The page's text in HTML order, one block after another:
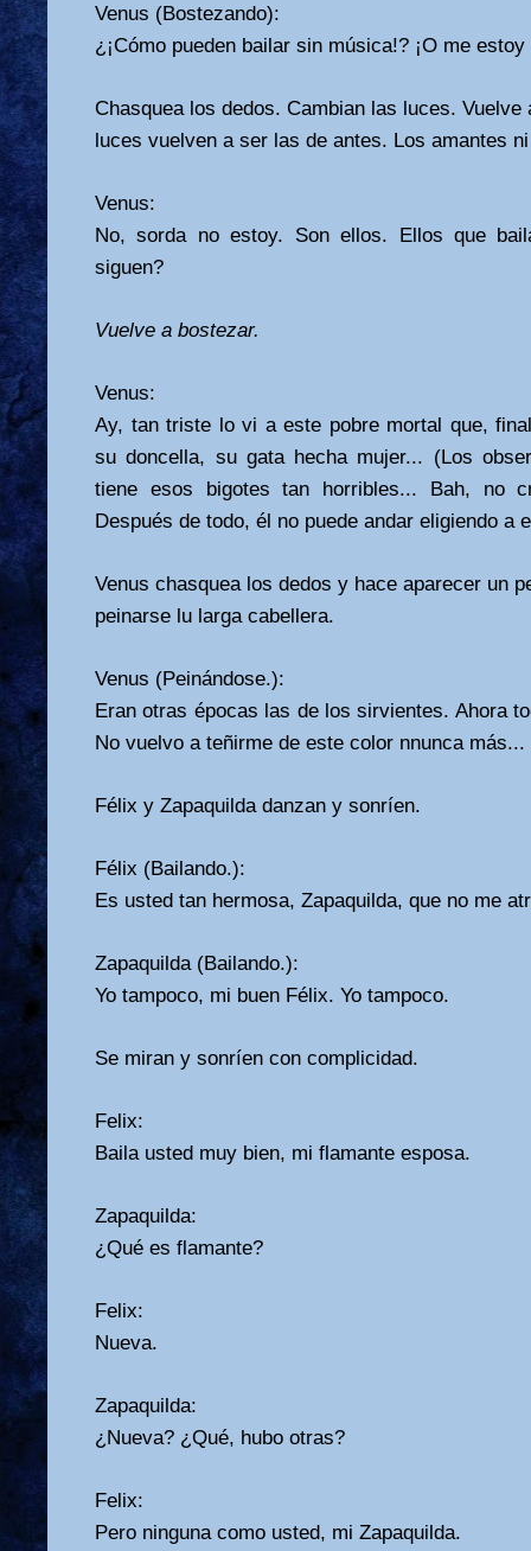
Venus (Bostezando):
¿¡Cómo pueden bailar sin música!? ¡O me
Chasquea los dedos. Cambian las luces.
luces vuelven a ser las de antes. Los amantes
Venus:
No, sorda no estoy. Son ellos. Ellos que
siguen?
Vuelve a bostezar.
Venus:
Ay, tan triste lo vi a este pobre mortal que,
su doncella, su gata hecha mujer... (Los
tiene esos bigotes tan horribles... Bah, no
Después de todo, él no puede andar eligiendo a
Venus chasquea los dedos y hace aparecer un
peinarse lu larga cabellera.
Venus (Peinándose.):
Eran otras épocas las de los sirvientes. Ahora
No vuelvo a teñirme de este color nnunca más...
Félix y Zapaquilda danzan y sonríen.
Félix (Bailando.):
Es usted tan hermosa, Zapaquilda, que no me
Zapaquilda (Bailando.):
Yo tampoco, mi buen Félix. Yo tampoco.
Se miran y sonríen con complicidad.
Felix:
Baila usted muy bien, mi flamante esposa.
Zapaquilda:
¿Qué es flamante?
Felix:
Nueva.
Zapaquilda:
¿Nueva? ¿Qué, hubo otras?
Felix:
Pero ninguna como usted, mi Zapaquilda.